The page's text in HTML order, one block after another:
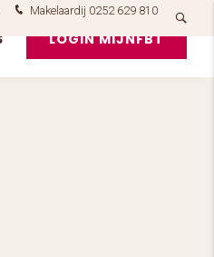
Makelaardij 0252 629 810
LOGIN MIJNFBT